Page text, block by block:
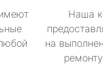
Наша
на